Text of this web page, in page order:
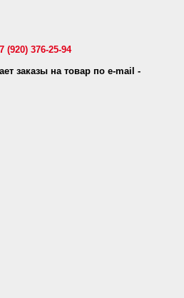
(920) 376-25-94
заказы на товар по e-mail -